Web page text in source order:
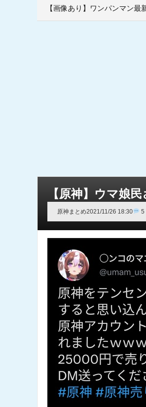
【画像あり】ワンパンマン
【原神】ウマ娘
原神まとめ2021/11/26 18:30 5